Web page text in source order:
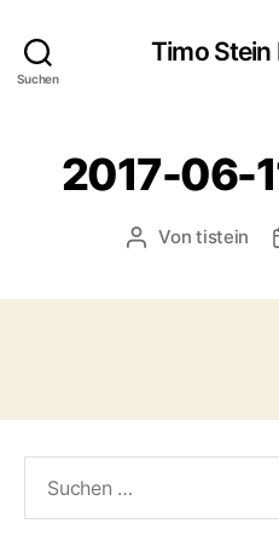
Suchen
Timo Stein
2017-06-
Beitragsautor
Vontistein
nach: